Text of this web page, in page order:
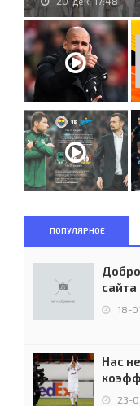
ПОПУЛЯРНОЕ
18-
Нас
23-